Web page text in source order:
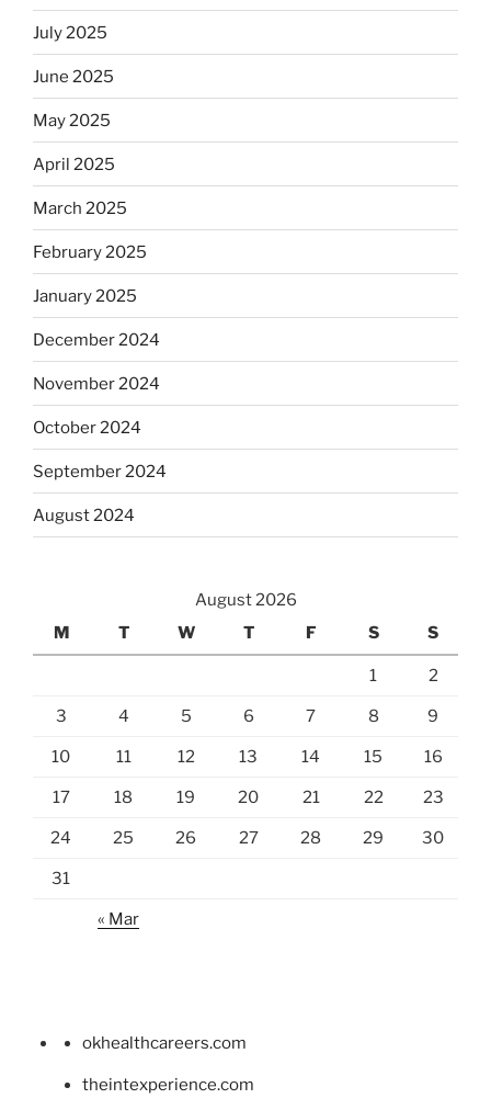
July 2025
June 2025
May 2025
April 2025
March 2025
February 2025
January 2025
December 2024
November 2024
October 2024
September 2024
August 2024
August 2026
M
T W T F S S
1 2
3 4 5 6 7 8 9
10 11 12 13 14 15 16
17 18 19 20 21 22 23
24 25 26 27 28 29 30
31
« Mar
okhealthcareers.com
theintexperience.com